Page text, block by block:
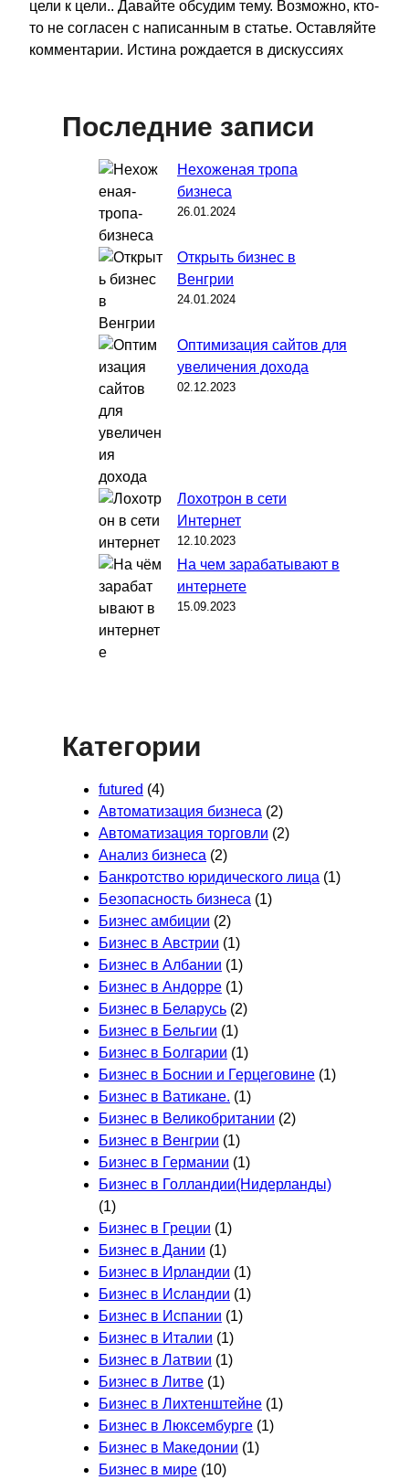
цели к цели.. Давайте обсудим тему. Возможно, кто-
то не согласен с написанным в статье. Оставляйте
комментарии. Истина рождается в дискуссиях
Последние записи
Нехоженая тропа
бизнеса
26.01.2024
Открыть бизнес в
Венгрии
24.01.2024
Оптимизация сайтов для
увеличения дохода
02.12.2023
Лохотрон в сети
Интернет
12.10.2023
На чем зарабатывают в
интернете
15.09.2023
Категории
futured (4)
Автоматизация бизнеса (2)
Автоматизация торговли (2)
Анализ бизнеса (2)
Банкротство юридического лица (1)
Безопасность бизнеса (1)
Бизнес амбиции (2)
Бизнес в Австрии (1)
Бизнес в Албании (1)
Бизнес в Андорре (1)
Бизнес в Беларусь (2)
Бизнес в Бельгии (1)
Бизнес в Болгарии (1)
Бизнес в Боснии и Герцеговине (1)
Бизнес в Ватикане. (1)
Бизнес в Великобритании (2)
Бизнес в Венгрии (1)
Бизнес в Германии (1)
Бизнес в Голландии(Нидерланды)
(1)
Бизнес в Греции (1)
Бизнес в Дании (1)
Бизнес в Ирландии (1)
Бизнес в Исландии (1)
Бизнес в Испании (1)
Бизнес в Италии (1)
Бизнес в Латвии (1)
Бизнес в Литве (1)
Бизнес в Лихтенштейне (1)
Бизнес в Люксембурге (1)
Бизнес в Македонии (1)
Бизнес в мире (10)